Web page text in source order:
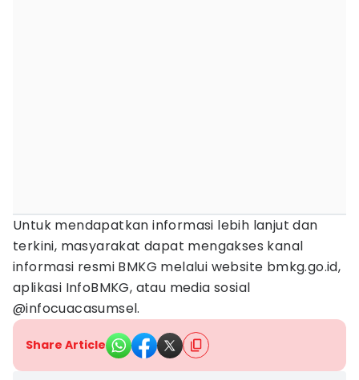
Untuk mendapatkan informasi lebih lanjut dan
terkini, masyarakat dapat mengakses kanal
informasi resmi BMKG melalui website bmkg.go.id,
aplikasi InfoBMKG, atau media sosial
@infocuacasumsel.
Share Article